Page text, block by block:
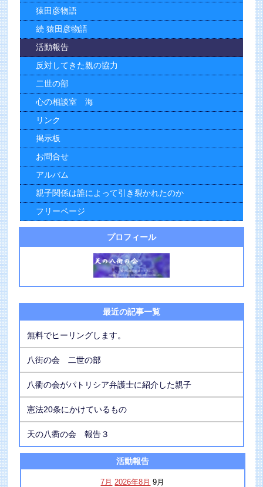
猿田彦物語
続 猿田彦物語
活動報告
反対してきた親の協力
二世の部
心の相談室 海
リンク
掲示板
お問合せ
アルバム
親子関係は誰によって引き裂かれたのか
フリーページ
プロフィール
最近の記事一覧
無料でヒーリングします。
八街の会 二世の部
八衢の会がパトリシア弁護士に紹介した親子
憲法20条にかけているもの
天の八衢の会 報告３
活動報告
7月 2026年8月 9月